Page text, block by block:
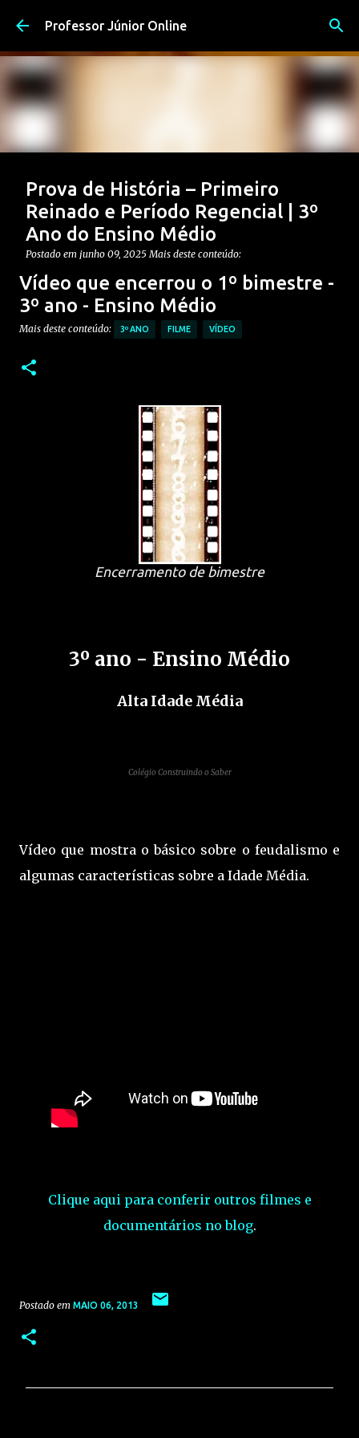
Pular para o conteúdo principal
Professor Júnior Online
Postagem em destaque
Prova de História – Primeiro
Reinado e Período Regencial | 3º
Ano do Ensino Médio
Postado em junho 09, 2025Mais deste conteúdo:
CONTEÚDO: PERÍODO REGENCIAL
CONTEÚDO: PRIMEIRO REINADO ENSINO MÉDIO
PROVAS DE HISTÓRIA MÉDIO
Vídeo que encerrou o 1º bimestre -
3º ano - Ensino Médio
Mais deste conteúdo: 3º ANO FILME VÍDEO
Encerramento de bimestre
3º ano - Ensino Médio
Alta Idade Média
Colégio Construindo o Saber
Vídeo que mostra o básico sobre o feudalismo e
algumas características sobre a Idade Média.
Clique aqui para conferir outros filmes e
documentários no blog.
Postado em MAIO 06, 2013